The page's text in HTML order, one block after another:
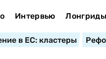
Интервью Лонгриды
в ЕС: кластеры